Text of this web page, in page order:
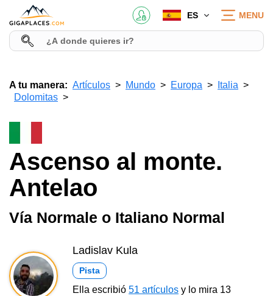
ES MENU
A tu manera: Artículos Mundo Europa
Italia
Dolomitas
Ascenso al monte.
Antelao
Vía Normale o Italiano Normal
Ladislav Kula
Pista
Ella escribió 51 artículos y lo mira 13